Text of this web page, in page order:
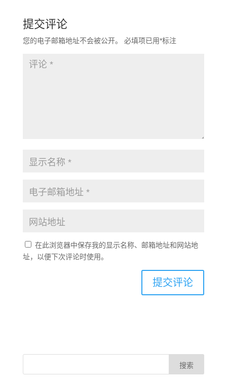
提交评论
您的电子邮箱地址不会被公开。 必填项已用*标注
在此浏览器中保存我的显示名称、邮箱地址和网站地
址，以便下次评论时使用。